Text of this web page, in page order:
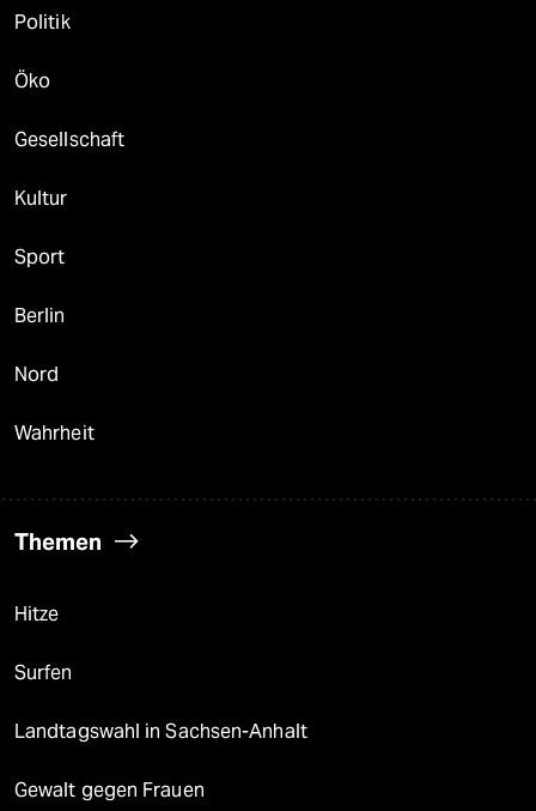
Politik
Öko
Gesellschaft
Kultur
Sport
Berlin
Nord
Wahrheit
Themen
Hitze
Surfen
Landtagswahl in Sachsen-Anhalt
Gewalt gegen Frauen